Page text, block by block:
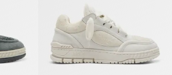
S'ABONNER